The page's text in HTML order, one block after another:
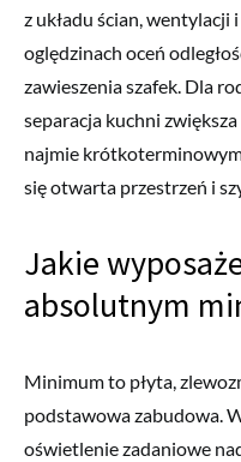
z układu ścian, wentylacji
oględzinach oceń
zawieszenia szafek. Dla
separacja kuchni
najmie
się otwarta przestrzeń i
Jakie
absolutnym
Minimum to płyta,
podstawowa zabudowa.
oświetlenie zadaniowe